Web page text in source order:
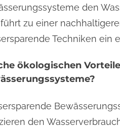
den
zu einer
Techniken ein
ökologischen
den